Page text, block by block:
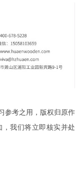
参考之用，版权归原作
我们将立即核实并处